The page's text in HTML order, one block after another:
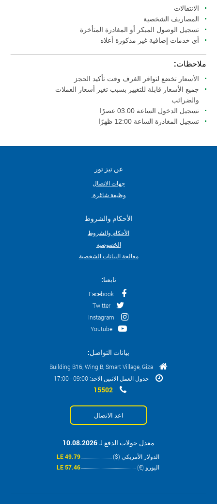
الانتقالات
المصاريف الشخصية
تسجيل الوصول المبكر أو المغادرة المتأخرة
أي خدمات إضافية غير مذكورة أعلاه
ملاحظات:
الأسعار تخضع لتوافر الغرف وقت تأكيد الحجز
جميع الأسعار قابلة للتغيير بسبب تغير أسعار العملات
والضرائب
تسجيل الدخول الساعة 03:00 عصرًا
تسجيل المغادرة الساعة 12:00 ظهرًا
عن تيز تور
جهات الاتصال
وظيفة شاغرة.
الأحكام والشروط
الأحكام والشروط
الخصوصيه
معالجة البيانات الشخصية
تابعنا:
Facebook
Twitter
Instagram
Youtube
بيانات التواصل:
Building B16, Wing B, Smart Village, Giza
جدول العمل الاثنين-الاحد: 09:00 - 17:00
15502
اعد الاتصال
معدل جولات الدفع لـ 10.08.2026
الدولار الأمريكي ($)
49.79 LE
اليورو (€)
57.46 LE